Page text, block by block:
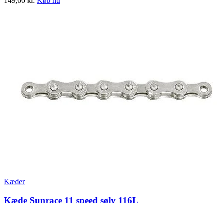
Kæder
Kæde Sunrace 11 speed sølv 116L